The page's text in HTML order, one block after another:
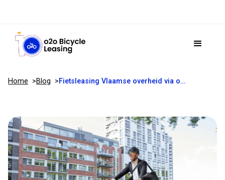
Home Blog Fietsleasing Vlaamse overheid via o2o Bicycle Leasing